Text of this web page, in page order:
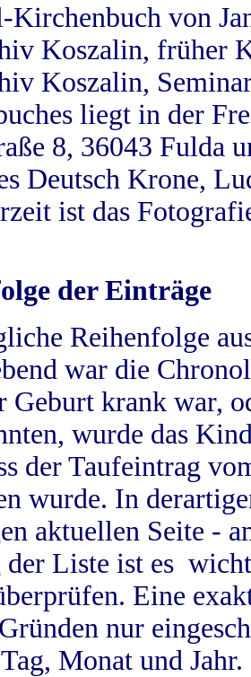
Kirchenbuch von
Koszalin, früher
Koszalin,
liegt in der
8, 36043 Fulda
Deutsch Krone,
ist das
der Einträge
Reihenfolge
war die
Geburt krank war,
wurde das
der Taufeintrag
wurde. In
aktuellen Seite -
der Liste ist es
Eine
nur
Monat und Jahr.